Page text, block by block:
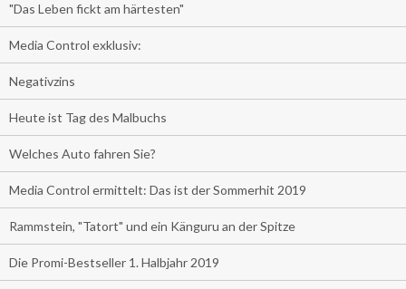
"Das Leben fickt am härtesten"
Media Control exklusiv:
Negativzins
Heute ist Tag des Malbuchs
Welches Auto fahren Sie?
Media Control ermittelt: Das ist der Sommerhit 2019
Rammstein, "Tatort" und ein Känguru an der Spitze
Die Promi-Bestseller 1. Halbjahr 2019